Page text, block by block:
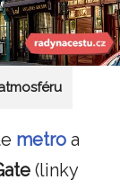
metro a
(linky